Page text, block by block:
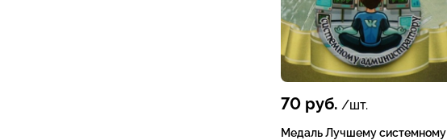
70 руб. /шт.
Медаль Лучшему системному